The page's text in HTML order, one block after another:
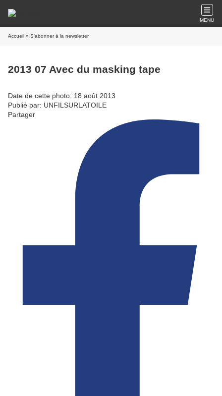
MENU
Accueil » S'abonner à la newsletter
2013 07 Avec du masking tape
Date de cette photo: 18 août 2013
Publié par: UNFILSURLATOILE
Partager